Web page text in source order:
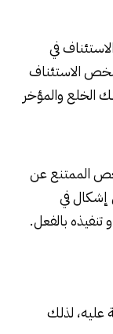
في
الاستئناف
الخلع والمؤخر
الممتنع عن
إشكال في
بالفعل.
لذلك